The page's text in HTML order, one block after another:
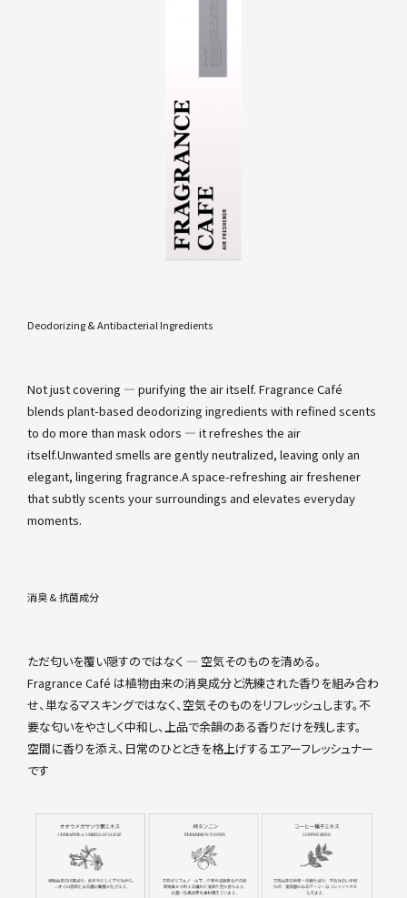
Deodorizing & Antibacterial Ingredients
Not just covering — purifying the air itself. Fragrance Café
blends plant-based deodorizing ingredients with refined scents
to do more than mask odors — it refreshes the air
itself.Unwanted smells are gently neutralized, leaving only an
elegant, lingering fragrance.A space-refreshing air freshener
that subtly scents your surroundings and elevates everyday
moments.
消臭 & 抗菌成分
ただ匂いを覆い隠すのではなく ― 空気そのものを清める。
Fragrance Café は植物由来の消臭成分と洗練された香りを組み合わ
せ、単なるマスキングではなく、空気そのものをリフレッシュします。不
要な匂いをやさしく中和し、上品で余韻のある香りだけを残します。
空間に香りを添え、日常のひとときを格上げするエアーフレッシュナー
です